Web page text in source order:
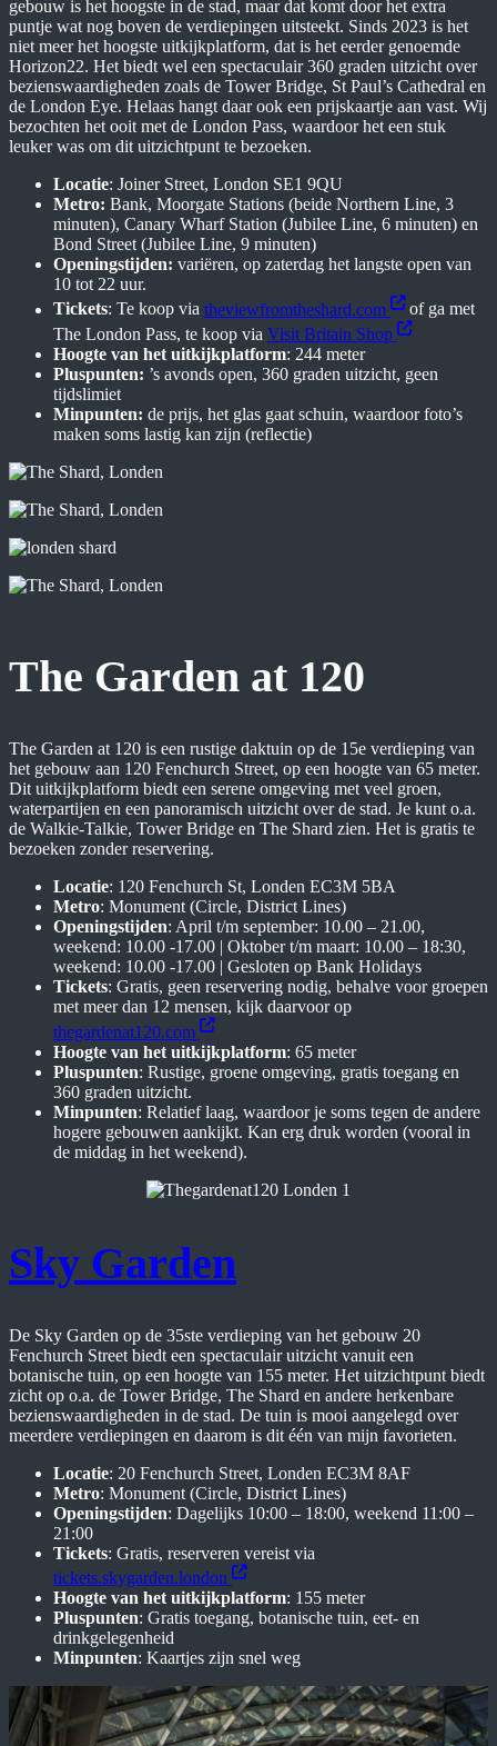
gebouw is het hoogste in de stad, maar dat komt door het extra
puntje wat nog boven de verdiepingen uitsteekt. Sinds 2023 is het
niet meer het hoogste uitkijkplatform, dat is het eerder genoemde
Horizon22. Het biedt wel een spectaculair 360 graden uitzicht over
bezienswaardigheden zoals de Tower Bridge, St Paul’s Cathedral en
de London Eye. Helaas hangt daar ook een prijskaartje aan vast. Wij
bezochten het ooit met de London Pass, waardoor het een stuk
leuker was om dit uitzichtpunt te bezoeken.
Locatie: Joiner Street, London SE1 9QU
Metro: Bank, Moorgate Stations (beide Northern Line, 3
minuten), Canary Wharf Station (Jubilee Line, 6 minuten) en
Bond Street (Jubilee Line, 9 minuten)
Openingstijden: variëren, op zaterdag het langste open van
10 tot 22 uur.
Tickets: Te koop via theviewfromtheshard.com
of ga met
The London Pass, te koop via Visit Britain Shop
Hoogte van het uitkijkplatform: 244 meter
Pluspunten: ’s avonds open, 360 graden uitzicht, geen
tijdslimiet
Minpunten: de prijs, het glas gaat schuin, waardoor foto’s
maken soms lastig kan zijn (reflectie)
The Garden at 120
The Garden at 120 is een rustige daktuin op de 15e verdieping van
het gebouw aan 120 Fenchurch Street, op een hoogte van 65 meter.
Dit uitkijkplatform biedt een serene omgeving met veel groen,
waterpartijen en een panoramisch uitzicht over de stad. Je kunt o.a.
de Walkie-Talkie, Tower Bridge en The Shard zien. Het is gratis te
bezoeken zonder reservering.
Locatie: 120 Fenchurch St, Londen EC3M 5BA
Metro: Monument (Circle, District Lines)
Openingstijden: April t/m september: 10.00 – 21.00,
weekend: 10.00 -17.00 | Oktober t/m maart: 10.00 – 18:30,
weekend: 10.00 -17.00 | Gesloten op Bank Holidays
Tickets: Gratis, geen reservering nodig, behalve voor groepen
met meer dan 12 mensen, kijk daarvoor op
thegardenat120.com
Hoogte van het uitkijkplatform: 65 meter
Pluspunten: Rustige, groene omgeving, gratis toegang en
360 graden uitzicht.
Minpunten: Relatief laag, waardoor je soms tegen de andere
hogere gebouwen aankijkt. Kan erg druk worden (vooral in
de middag in het weekend).
Sky Garden
De Sky Garden op de 35ste verdieping van het gebouw 20
Fenchurch Street biedt een spectaculair uitzicht vanuit een
botanische tuin, op een hoogte van 155 meter. Het uitzichtpunt biedt
zicht op o.a. de Tower Bridge, The Shard en andere herkenbare
bezienswaardigheden in de stad. De tuin is mooi aangelegd over
meerdere verdiepingen en daarom is dit één van mijn favorieten.
Locatie: 20 Fenchurch Street, Londen EC3M 8AF
Metro: Monument (Circle, District Lines)
Openingstijden: Dagelijks 10:00 – 18:00, weekend 11:00 –
21:00
Tickets: Gratis, reserveren vereist via
tickets.skygarden.london
Hoogte van het uitkijkplatform: 155 meter
Pluspunten: Gratis toegang, botanische tuin, eet- en
drinkgelegenheid
Minpunten: Kaartjes zijn snel weg